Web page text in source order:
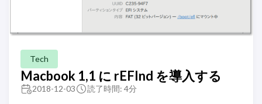
Tech
Macbook 1,1 に rEFInd を導入する
2018-12-03 読了時間: 4分